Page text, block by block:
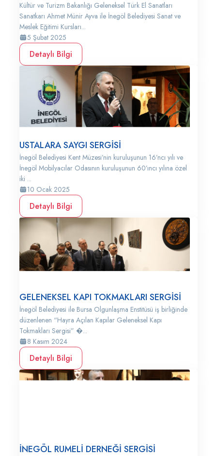
Kültür ve Turizm Bakanlığı Geleneksel Türk El Sanatları
Sanatkarı Ahmet Münir Ayva ile İnegöl Belediyesi Sanat ve
Meslek Eğitimi Kursları...
5 Şubat 2025
Detaylı Bilgi
USTALARA SAYGI SERGİSİ
İnegöl Belediyesi Kent Müzesi’nin kuruluşunun 16’ncı yılı ve
İnegöl Mobilyacılar Odasının kuruluşunun 60’ıncı yılına özel
iki ...
10 Ocak 2025
Detaylı Bilgi
GELENEKSEL KAPI TOKMAKLARI SERGİSİ
İnegöl Belediyesi ile Bursa Olgunlaşma Enstitüsü iş birliğinde
düzenlenen “Hayra Açılan Kapılar Geleneksel Kapı
Tokmakları Sergisi” �...
8 Kasım 2024
Detaylı Bilgi
İNEGÖL RUMELİ DERNEĞİ SERGİSİ